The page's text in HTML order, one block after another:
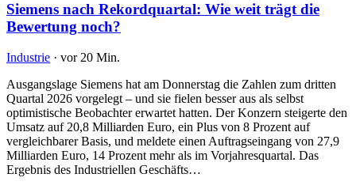
Siemens nach Rekordquartal: Wie weit trägt die
Bewertung noch?
Industrie · vor 20 Min.
Ausgangslage Siemens hat am Donnerstag die Zahlen zum dritten
Quartal 2026 vorgelegt – und sie fielen besser aus als selbst
optimistische Beobachter erwartet hatten. Der Konzern steigerte den
Umsatz auf 20,8 Milliarden Euro, ein Plus von 8 Prozent auf
vergleichbarer Basis, und meldete einen Auftragseingang von 27,9
Milliarden Euro, 14 Prozent mehr als im Vorjahresquartal. Das
Ergebnis des Industriellen Geschäfts…